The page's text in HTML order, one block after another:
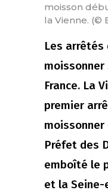
moisson
la Vienne. (©
Les
France. La
premier
Préfet des
emboîté le
et la Seine-